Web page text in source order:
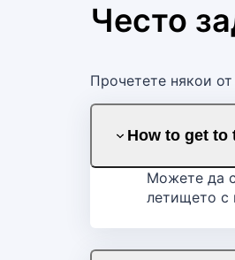
Често
Прочетете някои
How to get to
Можете да
летището с